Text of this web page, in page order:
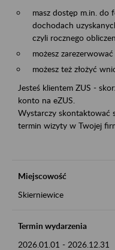
masz dostęp m.in. do
dochodach
czyli rocznego
możesz zarezerwować
możesz też złożyć
Jesteś klientem ZUS -
konto na eZUS.
Wystarczy skontaktować
termin wizyty w Twojej
Miejscowość
Skierniewice
Termin wydarzenia
2026.01.01 - 2026.12.31